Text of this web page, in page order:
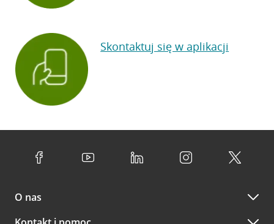
Skontaktuj się w aplikacji
O nas